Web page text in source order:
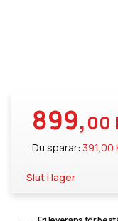
899,00
Du sparar: 391,00
Slut i lager